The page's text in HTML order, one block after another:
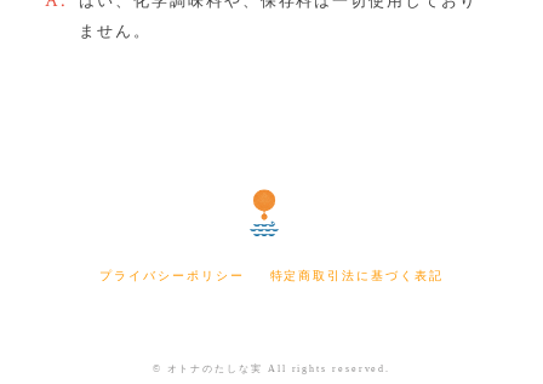
ません。
プライバシーポリシー 特定商取引法に基づく表記
© オトナのたしな実 All rights reserved.